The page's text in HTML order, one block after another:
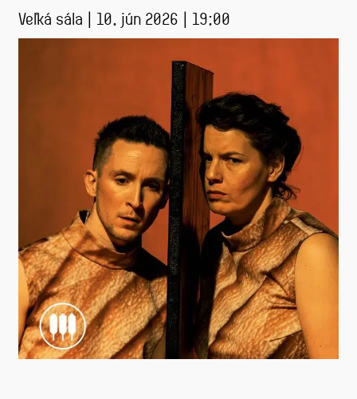
Veľká sála | 10. jún 2026 | 19:00